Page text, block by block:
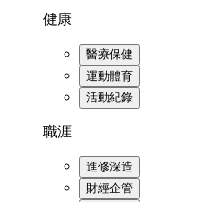
健康
醫療保健
運動體育
活動紀錄
職涯
進修深造
財經企管